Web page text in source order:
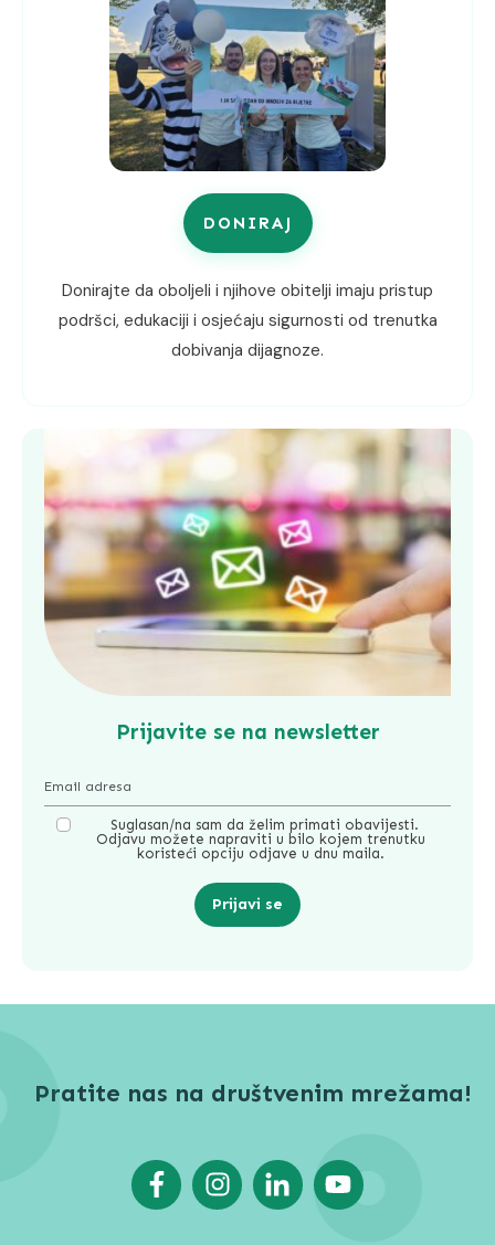
DONIRAJ
Donirajte da oboljeli i njihove obitelji imaju pristup
podršci, edukaciji i osjećaju sigurnosti od trenutka
dobivanja dijagnoze.
Prijavite se na newsletter
Suglasan/na sam da želim primati obavijesti.
Odjavu možete napraviti u bilo kojem trenutku
koristeći opciju odjave u dnu maila.
Prijavi se
Pratite nas na društvenim mrežama!